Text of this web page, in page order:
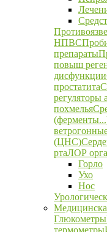
НПВС
препараты
повыш
дисфункции
простатита
регуляторы
похмелья
(ЦНС)
ртаЛОР
Горло
Ухо
Нос
Глюкометры